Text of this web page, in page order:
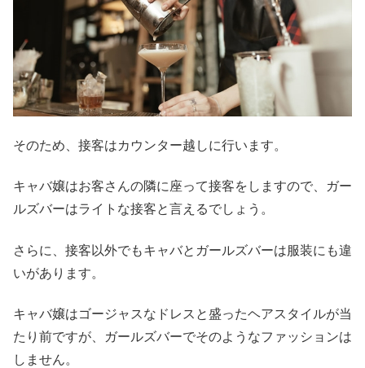
そのため、接客はカウンター越しに行います。
キャバ嬢はお客さんの隣に座って接客をしますので、ガー
ルズバーはライトな接客と言えるでしょう。
さらに、接客以外でもキャバとガールズバーは服装にも違
いがあります。
キャバ嬢はゴージャスなドレスと盛ったヘアスタイルが当
たり前ですが、ガールズバーでそのようなファッションは
しません。